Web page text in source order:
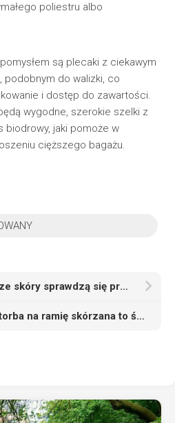
poliestru albo
są plecaki z ciekawym
podobnym do walizki, co
i dostęp do zawartości.
wygodne, szerokie szelki z
biodrowy, jaki pomoże w
cięższego bagażu.
Jakie plecaki męskie ze skóry sprawdzą się przy codziennym noszeniu
Czemu elegancka torba na ramię skórzana to świetny pomysł dla mężczyzny